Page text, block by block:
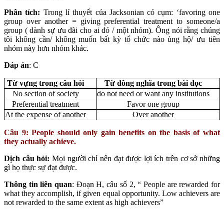
Phân tích: Trong lí thuyết của Jacksonian có cụm: ‘favoring one
group over another = giving preferential treatment to someone/a
group ( dành sự ưu đãi cho ai đó / một nhóm). Ông nói rằng chúng
tôi không cần/ không muốn bất kỳ tổ chức nào ủng hộ/ ưu tiên
nhóm này hơn nhóm khác.
Đáp án: C
Từ vựng trong câu hỏi
Từ đồng nghĩa trong bài đọc
No section of society
do not need or want any institutions
Preferential treatment
Favor one group
At the expense of another
Over another
Câu 9: People should only gain benefits on the basis of what
they actually achieve.
Dịch câu hỏi: Mọi người chỉ nên đạt được lợi ích trên cơ sở những
gì họ thực sự đạt được.
Thông tin liên quan: Đoạn H, câu số 2, “ People are rewarded for
what they accomplish, if given equal opportunity. Low achievers are
not rewarded to the same extent as high achievers”